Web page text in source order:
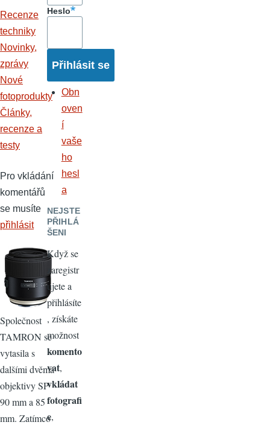
Recenze
techniky
Novinky,
zprávy
Nové
fotoprodukty
Články,
recenze a
testy
Pro vkládání
komentářů
se musíte
přihlásit
Společnost
TAMRON se
vytasila s
dalšími dvěma
objektivy SP
90 mm a 85
mm. Zatímco
Heslo
Obn
oven
í
vaše
ho
hesl
a
NEJSTE
PŘIHLÁ
ŠENI
Když se
zaregistr
ujete a
přihlásíte
, získáte
možnost
komento
vat,
vkládat
fotografi
e,